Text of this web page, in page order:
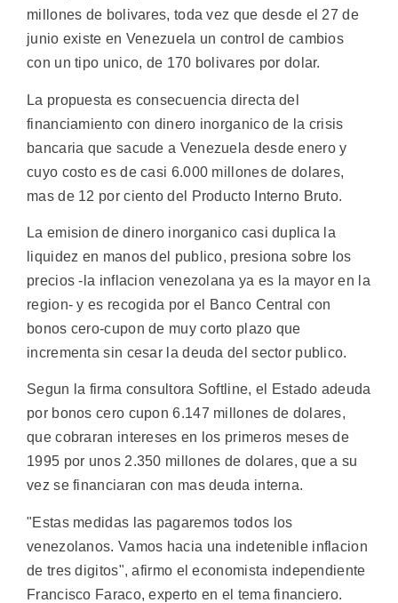
millones de bolivares, toda vez que desde el 27 de
junio existe en Venezuela un control de cambios
con un tipo unico, de 170 bolivares por dolar.
La propuesta es consecuencia directa del
financiamiento con dinero inorganico de la crisis
bancaria que sacude a Venezuela desde enero y
cuyo costo es de casi 6.000 millones de dolares,
mas de 12 por ciento del Producto Interno Bruto.
La emision de dinero inorganico casi duplica la
liquidez en manos del publico, presiona sobre los
precios -la inflacion venezolana ya es la mayor en la
region- y es recogida por el Banco Central con
bonos cero-cupon de muy corto plazo que
incrementa sin cesar la deuda del sector publico.
Segun la firma consultora Softline, el Estado adeuda
por bonos cero cupon 6.147 millones de dolares,
que cobraran intereses en los primeros meses de
1995 por unos 2.350 millones de dolares, que a su
vez se financiaran con mas deuda interna.
"Estas medidas las pagaremos todos los
venezolanos. Vamos hacia una indetenible inflacion
de tres digitos", afirmo el economista independiente
Francisco Faraco, experto en el tema financiero.